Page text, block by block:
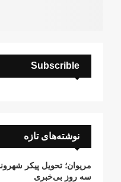
Subscrible
نوشته‌های تازه
مریوان؛ تحویل پیکر
سە روز بی‌خبری